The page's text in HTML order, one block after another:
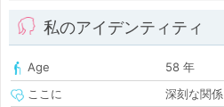
私のアイデンティティ
Age
58 年
ここに
深刻な関係